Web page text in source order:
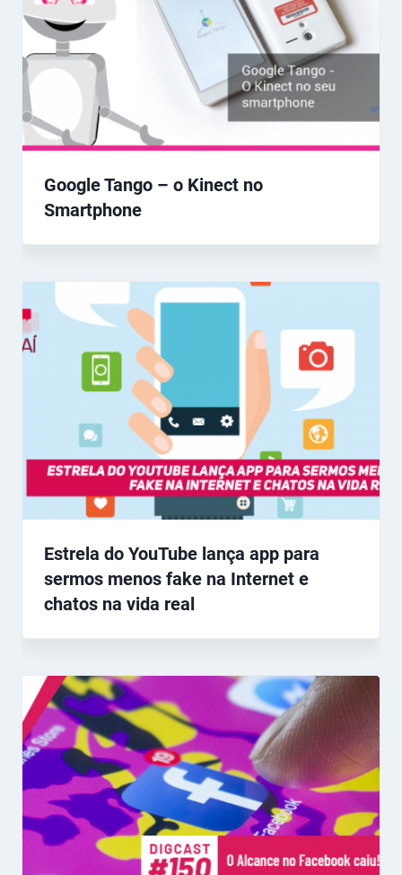
Google Tango – o Kinect no
Smartphone
Estrela do YouTube lança app para
sermos menos fake na Internet e
chatos na vida real